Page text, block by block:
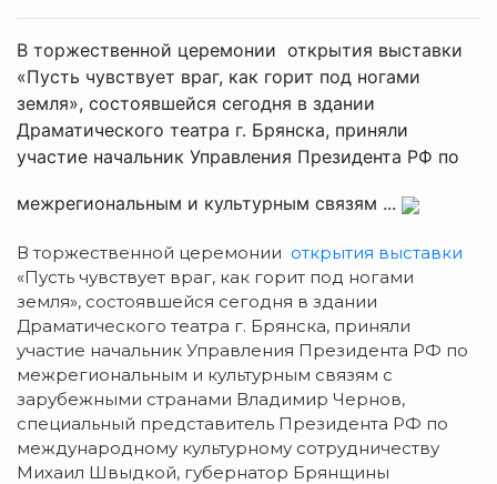
В торжественной церемонии открытия выставки
«Пусть чувствует враг, как горит под ногами
земля», состоявшейся сегодня в здании
Драматического театра г. Брянска, приняли
участие начальник Управления Президента РФ по
межрегиональным и культурным связям ...
В торжественной церемонии открытия выставки
«Пусть чувствует враг, как горит под ногами
земля», состоявшейся сегодня в здании
Драматического театра г. Брянска, приняли
участие начальник Управления Президента РФ по
межрегиональным и культурным связям с
зарубежными странами Владимир Чернов,
специальный представитель Президента РФ по
международному культурному сотрудничеству
Михаил Швыдкой, губернатор Брянщины